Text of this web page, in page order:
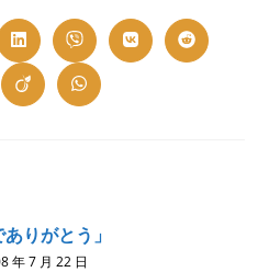
CONTENT
Opens
in
a
new
window
Opens
in
a
new
window
Opens
in
Opens
in
Opens
in
Opens
in
ありがとう」
年 7 月 22 日